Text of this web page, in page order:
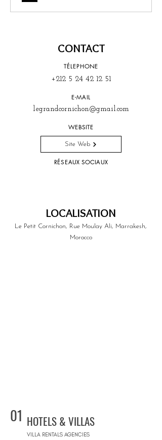
TÉLEPHONE
+212 5 24 42 12 51
E-MAIL
legrandcornichon@gmail.com
WEBSITE
Site Web
RÉSEAUX SOCIAUX
CONTACT
LOCALISATION
Le Petit Cornichon, Rue Moulay Ali, Marrakesh,
Morocco
01 HOTELS & VILLAS
VILLA RENTALS AGENCIES